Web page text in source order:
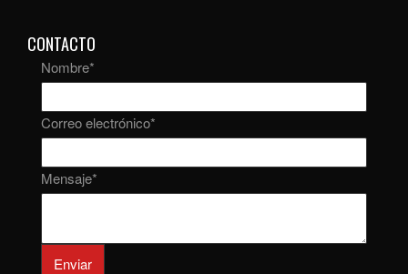
CONTACTO
Nombre*
Correo electrónico*
Mensaje*
Enviar